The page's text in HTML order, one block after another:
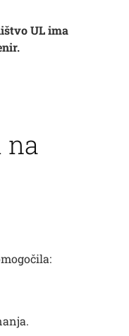
UL ima
na